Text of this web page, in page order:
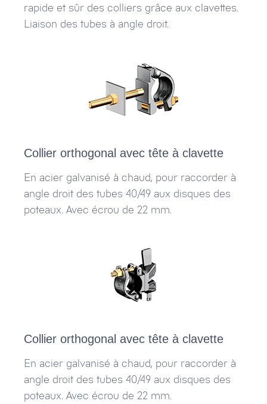
rapide et sûr des colliers grâce aux clavettes.
Liaison des tubes à angle droit.
Collier orthogonal avec tête à clavette
En acier galvanisé à chaud, pour raccorder à
angle droit des tubes 40/49 aux disques des
poteaux. Avec écrou de 22 mm.
Collier orthogonal avec tête à clavette
En acier galvanisé à chaud, pour raccorder à
angle droit des tubes 40/49 aux disques des
poteaux. Avec écrou de 22 mm.